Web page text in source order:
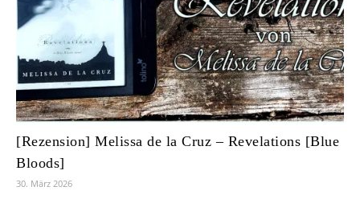
[Rezension] Melissa de la Cruz – Revelations [Blue
Bloods]
30. März 2026